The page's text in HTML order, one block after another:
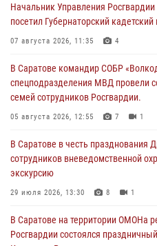
Начальник Управления
посетил Губернаторский
07 августа 2026, 11:35 4
В Саратове командир СОБР
спецподразделения МВД провели
семей сотрудников Росгвардии.
05 августа 2026, 12:55 7 1
В Саратове в честь
сотрудников вневедомственной
экскурсию
29 июля 2026, 13:30 8 1
В Саратове на территории ОМОНа
Росгвардии состоялся